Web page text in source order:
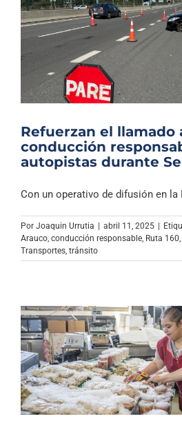
Refuerzan el llamado
conducción
autopistas durante
Con un operativo de difusión en la
Por Joaquin Urrutia abril 11, 2025
Arauco, conducción responsable, Ruta 160,
Transportes, tránsito